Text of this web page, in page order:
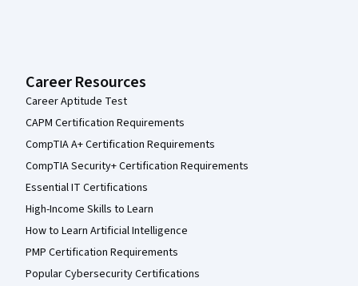
Career Resources
Career Aptitude Test
CAPM Certification Requirements
CompTIA A+ Certification Requirements
CompTIA Security+ Certification Requirements
Essential IT Certifications
High-Income Skills to Learn
How to Learn Artificial Intelligence
PMP Certification Requirements
Popular Cybersecurity Certifications